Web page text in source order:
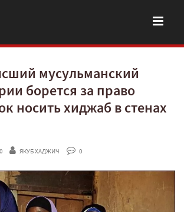
мусульманский
борется за право
носить хиджаб в стенах
ЯКУБ ХАДЖИЧ 0